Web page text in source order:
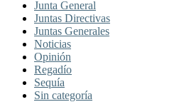
Junta General
Juntas Directivas
Juntas Generales
Noticias
Opinión
Regadío
Sequía
Sin categoría